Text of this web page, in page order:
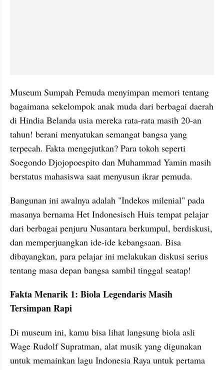
Museum Sumpah Pemuda menyimpan memori tentang
bagaimana sekelompok anak muda dari berbagai daerah
di Hindia Belanda usia mereka rata-rata masih 20-an
tahun! berani menyatukan semangat bangsa yang
terpecah. Fakta mengejutkan? Para tokoh seperti
Soegondo Djojopoespito dan Muhammad Yamin masih
berstatus mahasiswa saat menyusun ikrar pemuda.
Bangunan ini awalnya adalah "Indekos milenial" pada
masanya bernama Het Indonesisch Huis tempat pelajar
dari berbagai penjuru Nusantara berkumpul, berdiskusi,
dan memperjuangkan ide-ide kebangsaan. Bisa
dibayangkan, para pelajar ini melakukan diskusi serius
tentang masa depan bangsa sambil tinggal seatap!
Fakta Menarik 1: Biola Legendaris Masih
Tersimpan Rapi
Di museum ini, kamu bisa lihat langsung biola asli
Wage Rudolf Supratman, alat musik yang digunakan
untuk memainkan lagu Indonesia Raya untuk pertama